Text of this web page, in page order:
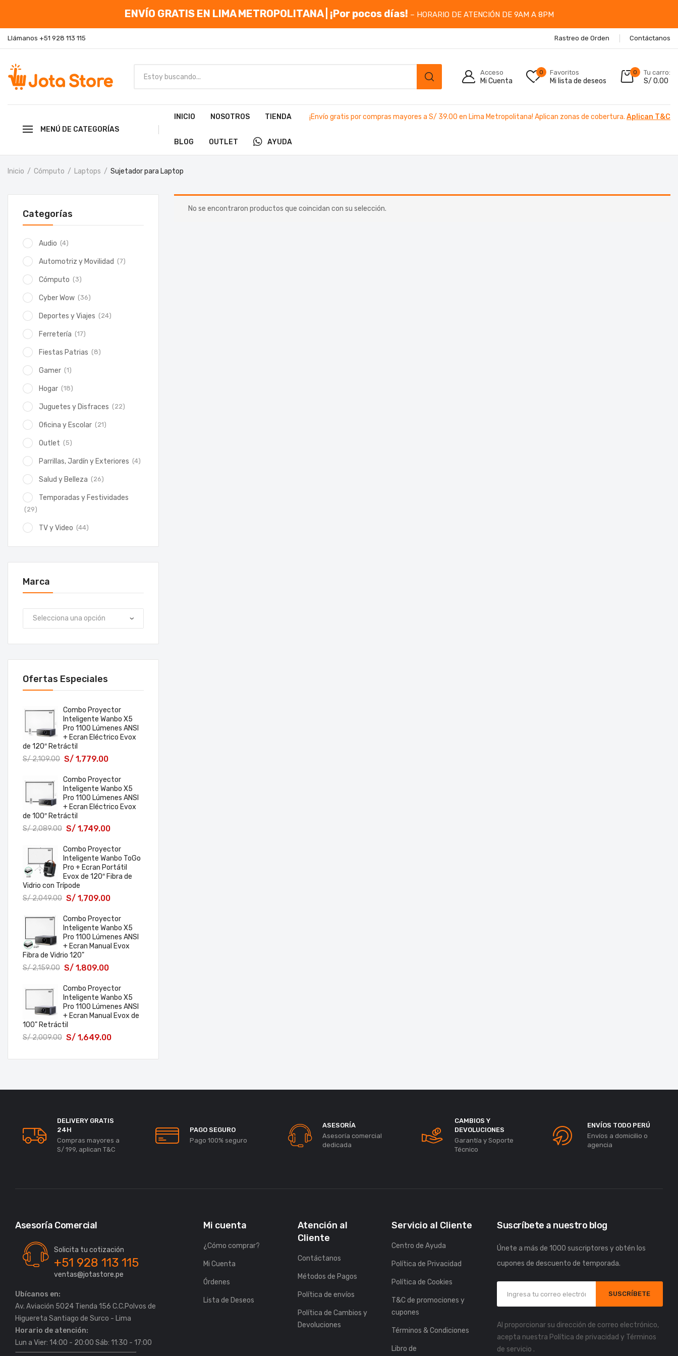
ENVÍO GRATIS EN LIMA METROPOLITANA | ¡Por pocos días! – HORARIO DE ATENCIÓN DE 9AM A 8PM
Llámanos +51 928 113 115 Rastreo de Orden Contáctanos
Acceso
Mi Cuenta
0 Favoritos
Mi lista de deseos
0 Tu carro:
S/ 0.00
MENÚ DE CATEGORÍAS
INICIO NOSOTROS TIENDA
BLOG OUTLET AYUDA
¡Envío gratis por compras mayores a S/ 39.00 en Lima Metropolitana! Aplican zonas de cobertura. Aplican T&C
Inicio Cómputo Laptops Sujetador para Laptop
No se encontraron productos que coincidan con su selección.
Categorías
Audio (4)
Automotriz y Movilidad (7)
Cómputo (3)
Cyber Wow (36)
Deportes y Viajes (24)
Ferretería (17)
Fiestas Patrias (8)
Gamer (1)
Hogar (18)
Juguetes y Disfraces (22)
Oficina y Escolar (21)
Outlet (5)
Parrillas, Jardín y Exteriores (4)
Salud y Belleza (26)
Temporadas y Festividades
(29)
TV y Video (44)
Marca
Ofertas Especiales
Combo Proyector
Inteligente Wanbo X5
Pro 1100 Lúmenes ANSI
+ Ecran Eléctrico Evox
de 120″ Retráctil
S/2,109.00 S/ 1,779.00
Combo Proyector
Inteligente Wanbo X5
Pro 1100 Lúmenes ANSI
+ Ecran Eléctrico Evox
de 100″ Retráctil
S/2,089.00 S/ 1,749.00
Combo Proyector
Inteligente Wanbo ToGo
Pro + Ecran Portátil
Evox de 120″ Fibra de
Vidrio con Trípode
S/2,049.00 S/ 1,709.00
Combo Proyector
Inteligente Wanbo X5
Pro 1100 Lúmenes ANSI
+ Ecran Manual Evox
Fibra de Vidrio 120"
S/2,159.00 S/ 1,809.00
Combo Proyector
Inteligente Wanbo X5
Pro 1100 Lúmenes ANSI
+ Ecran Manual Evox de
100" Retráctil
S/2,009.00 S/ 1,649.00
DELIVERY GRATIS
24H
Compras mayores a
S/ 199, aplican T&C
PAGO SEGURO
Pago 100% seguro
ASESORÍA
Asesoría comercial
dedicada
CAMBIOS Y
DEVOLUCIONES
Garantía y Soporte
Técnico
ENVÍOS TODO PERÚ
Envíos a domicilio o
agencia
Asesoría Comercial
Solicita tu cotización
+51 928 113 115
ventas@jotastore.pe
Ubícanos en:
Av. Aviación 5024 Tienda 156 C.C.Polvos de
Horario de atención:
Lun a Vier: 14:00 - 20:00 Sáb: 11:30 - 17:00
Mi cuenta
¿Cómo comprar?
Mi Cuenta
Órdenes
Lista de Deseos
Atención al
Cliente
Contáctanos
Métodos de Pagos
Política de envíos
Política de Cambios y
Devoluciones
Servicio al Cliente
Centro de Ayuda
Política de Privacidad
Política de Cookies
T&C de promociones y
cupones
Términos & Condiciones
Libro de
Suscríbete a nuestro blog
Únete a más de 1000 suscriptores y obtén los
cupones de descuento de temporada.
SUSCRÍBETE
Al proporcionar su dirección de correo electrónico,
acepta nuestra Política de privacidad y Términos
de servicio .